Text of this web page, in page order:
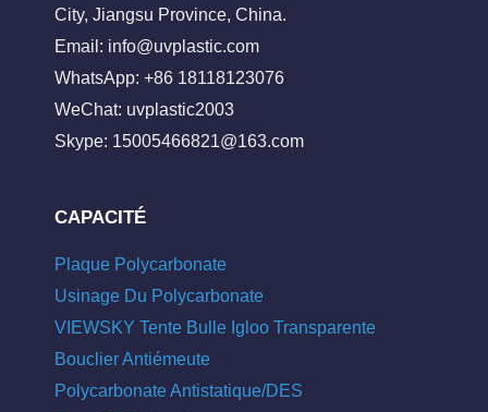
City, Jiangsu Province, China.
Email: info@uvplastic.com
WhatsApp: +86 18118123076
WeChat: uvplastic2003
Skype: 15005466821@163.com
CAPACITÉ
Plaque Polycarbonate
Usinage Du Polycarbonate
VIEWSKY Tente Bulle Igloo Transparente
Bouclier Antiémeute
Polycarbonate Antistatique/DES